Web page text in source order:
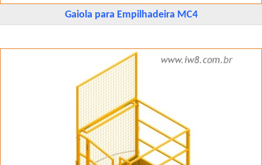
Gaiola para Empilhadeira MC4